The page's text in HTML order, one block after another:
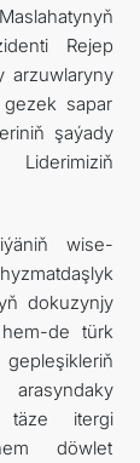
Rejep
arzuwlaryny
sapar
şaýady
wise-
dokuzynjy
de türk
täze itergi
döwlet